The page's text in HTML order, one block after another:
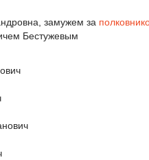
замужем за
Бестужевым